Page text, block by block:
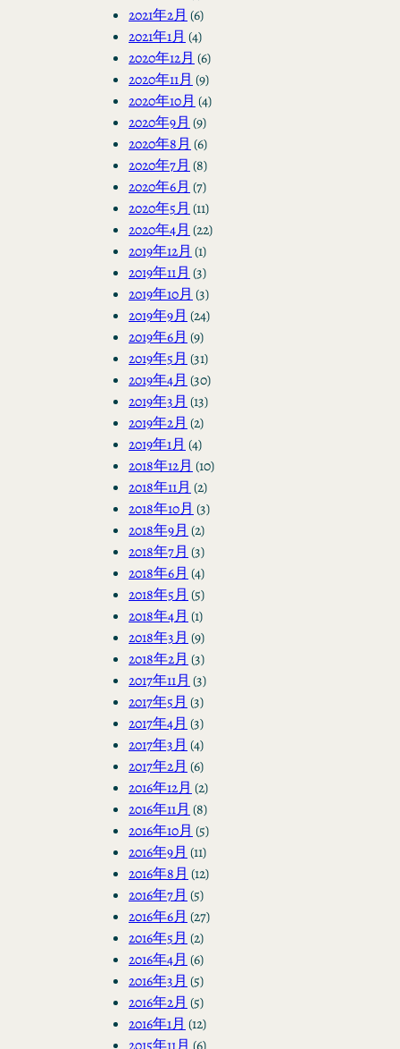
2021年2月 (6)
2021年1月 (4)
2020年12月 (6)
2020年11月 (9)
2020年10月 (4)
2020年9月 (9)
2020年8月 (6)
2020年7月 (8)
2020年6月 (7)
2020年5月 (11)
2020年4月 (22)
2019年12月 (1)
2019年11月 (3)
2019年10月 (3)
2019年9月 (24)
2019年6月 (9)
2019年5月 (31)
2019年4月 (30)
2019年3月 (13)
2019年2月 (2)
2019年1月 (4)
2018年12月 (10)
2018年11月 (2)
2018年10月 (3)
2018年9月 (2)
2018年7月 (3)
2018年6月 (4)
2018年5月 (5)
2018年4月 (1)
2018年3月 (9)
2018年2月 (3)
2017年11月 (3)
2017年5月 (3)
2017年4月 (3)
2017年3月 (4)
2017年2月 (6)
2016年12月 (2)
2016年11月 (8)
2016年10月 (5)
2016年9月 (11)
2016年8月 (12)
2016年7月 (5)
2016年6月 (27)
2016年5月 (2)
2016年4月 (6)
2016年3月 (5)
2016年2月 (5)
2016年1月 (12)